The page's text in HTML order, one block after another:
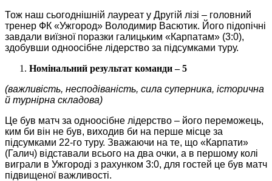
Тож наш сьогоднішній лауреат у Другій лізі – головний
тренер ФК «Ужгород» Володимир Васютик. Його підопічні
завдали виїзної поразки галицьким «Карпатам» (3:0),
здобувши одноосібне лідерство за підсумками туру.
Номінальний результат команди – 5
(важливість, несподіваність, сила суперника, історична
й турнірна складова)
Це був матч за одноосібне лідерство – його переможець,
ким би він не був, виходив би на перше місце за
підсумками 22-го туру. Зважаючи на те, що «Карпати»
(Галич) відставали всього на два очки, а в першому колі
виграли в Ужгороді з рахунком 3:0, для гостей це був матч
підвищеної важливості.